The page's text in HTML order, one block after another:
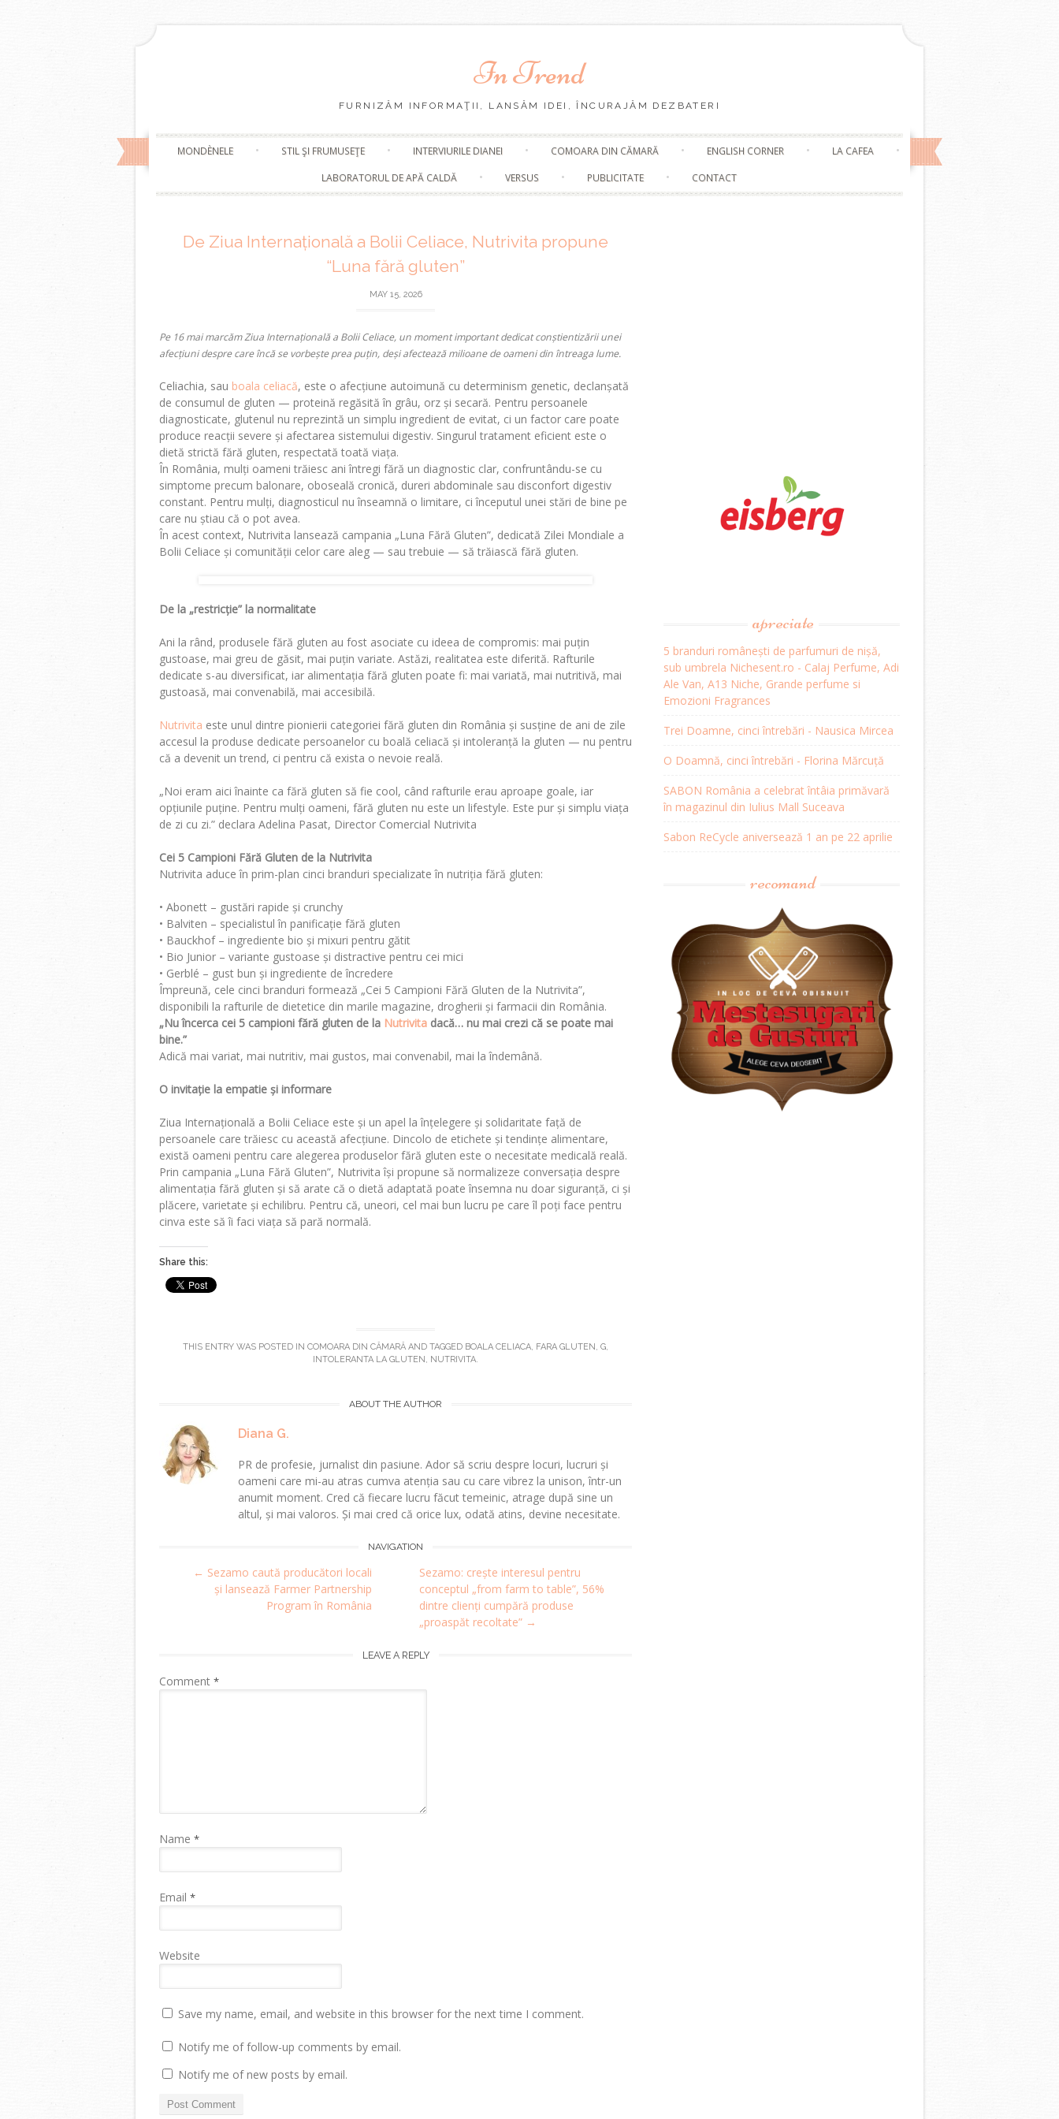
In Trend
FURNIZĂM INFORMAŢII, LANSĂM IDEI, ÎNCURAJĂM DEZBATERI
Skip
content
MONDÈNELE STIL ŞI FRUMUSEŢE INTERVIURILE DIANEI COMOARA DIN CĂMARĂ ENGLISH CORNER
LA CAFEA
LABORATORUL DE APĂ CALDĂ
VERSUS PUBLICITATE CONTACT
De Ziua Internațională a Bolii Celiace, Nutrivita propune
“Luna fără gluten”
MAY 15, 2026
Pe 16 maimarcămZiua Internațională a Bolii Celiace, un moment important dedicat conștientizării unei
afecțiuni despre care încă se vorbește prea puțin, deși afectează milioane de oameni din întreaga lume.
Celiachia, sau boala celiacă, este o afecțiune autoimună cu determinism genetic, declanșată
de consumul de gluten — proteină regăsită în grâu, orz și secară. Pentru persoanele
diagnosticate, glutenul nu reprezintă un simplu ingredient de evitat, ci un factor care poate
produce reacții severe și afectarea sistemului digestiv. Singurul tratament eficient este o
dietă strictă fără gluten, respectată toată viața.
În România, mulți oameni trăiesc ani întregi fără un diagnostic clar, confruntându-se cu
simptome precum balonare, oboseală cronică, dureri abdominale sau disconfort digestiv
constant. Pentru mulți, diagnosticul nu înseamnă o limitare, ci începutul unei stări de bine pe
care nu știau că o pot avea.
În acest context, Nutrivita lansează campania „Luna Fără Gluten”, dedicată Zilei Mondiale a
Bolii Celiace și comunității celor care aleg — sau trebuie — să trăiască fără gluten.
De la „restricție” la normalitate
Ani la rând, produsele fără gluten au fost asociate cu ideea de compromis: mai puțin
gustoase, mai greu de găsit, mai puțin variate. Astăzi, realitatea este diferită. Rafturile
dedicate s-au diversificat, iar alimentația fără gluten poate fi: mai variată, mai nutritivă, mai
gustoasă, mai convenabilă, mai accesibilă.
Nutrivita este unul dintre pionierii categoriei fără gluten din România și susține de ani de zile
accesul la produse dedicate persoanelor cu boală celiacă și intoleranță la gluten — nu pentru
că a devenit un trend, ci pentru că exista o nevoie reală.
„Noi eram aici înainte ca fără gluten să fie cool, când rafturile erau aproape goale, iar
opțiunile puține. Pentru mulți oameni, fără gluten nu este un lifestyle. Este pur și simplu viața
de zi cu zi.” declara Adelina Pasat, Director Comercial Nutrivita
Cei 5 Campioni Fără Gluten de la Nutrivita
Nutrivita aduce în prim-plan cinci branduri specializate în nutriția fără gluten:
• Abonett – gustări rapide și crunchy
• Balviten – specialistul în panificație fără gluten
• Bauckhof – ingrediente bio și mixuri pentru gătit
• Bio Junior – variante gustoase și distractive pentru cei mici
• Gerblé – gust bun și ingrediente de încredere
Împreună, cele cinci branduri formează „Cei 5 Campioni Fără Gluten de la Nutrivita”,
disponibili la rafturile de dietetice din marile magazine, drogherii și farmacii din România.
„Nu încerca cei 5 campioni fără gluten de la Nutrivita dacă… nu mai crezi că se poate mai
bine.”
Adică mai variat, mai nutritiv, mai gustos, mai convenabil, mai la îndemână.
O invitație la empatie și informare
Ziua Internațională a Bolii Celiace este și un apel la înțelegere și solidaritate față de
persoanele care trăiesc cu această afecțiune. Dincolo de etichete și tendințe alimentare,
există oameni pentru care alegerea produselor fără gluten este o necesitate medicală reală.
Prin campania „Luna Fără Gluten”, Nutrivita își propune să normalizeze conversația despre
alimentația fără gluten și să arate că o dietă adaptată poate însemna nu doar siguranță, ci și
plăcere, varietate și echilibru. Pentru că, uneori, cel mai bun lucru pe care îl poți face pentru
cinva este să îi faci viața să pară normală.
Share this:
THIS ENTRY WAS POSTED IN COMOARA DIN CĂMARĂ AND TAGGED BOALA CELIACA, FARA GLUTEN , G,
INTOLERANTA LA GLUTEN , NUTRIVITA.
ABOUT THE AUTHOR
Diana G.
PR de profesie, jurnalist din pasiune. Ador să scriu despre locuri, lucruri și
oameni care mi-au atras cumva atenția sau cu care vibrez la unison, într-un
anumit moment. Cred că fiecare lucru făcut temeinic, atrage după sine un
altul, și mai valoros. Și mai cred că orice lux, odată atins, devine necesitate.
navigation
NAVIGATION
← Sezamo caută producători locali
și lansează Farmer Partnership
Program în România
Sezamo: crește interesul pentru
conceptul „from farm to table”, 56%
dintre clienți cumpără produse
„proaspăt recoltate” →
LEAVE A REPLY
Comment *
Name *
Email *
Website
Save my name, email, and website in this browser for the next time I comment.
Notify me of follow-up comments by email.
Notify me of new posts by email.
apreciate
5 branduri românești de parfumuri de nișă,
sub umbrela Nichesent.ro - Calaj Perfume, Adi
Ale Van, A13 Niche, Grande perfume si
Emozioni Fragrances
Trei Doamne, cinci întrebări - Nausica Mircea
O Doamnă, cinci întrebări - Florina Mărcuță
SABON România a celebrat întâia primăvară
în magazinul din Iulius Mall Suceava
Sabon ReCycle aniversează 1 an pe 22 aprilie
recomand